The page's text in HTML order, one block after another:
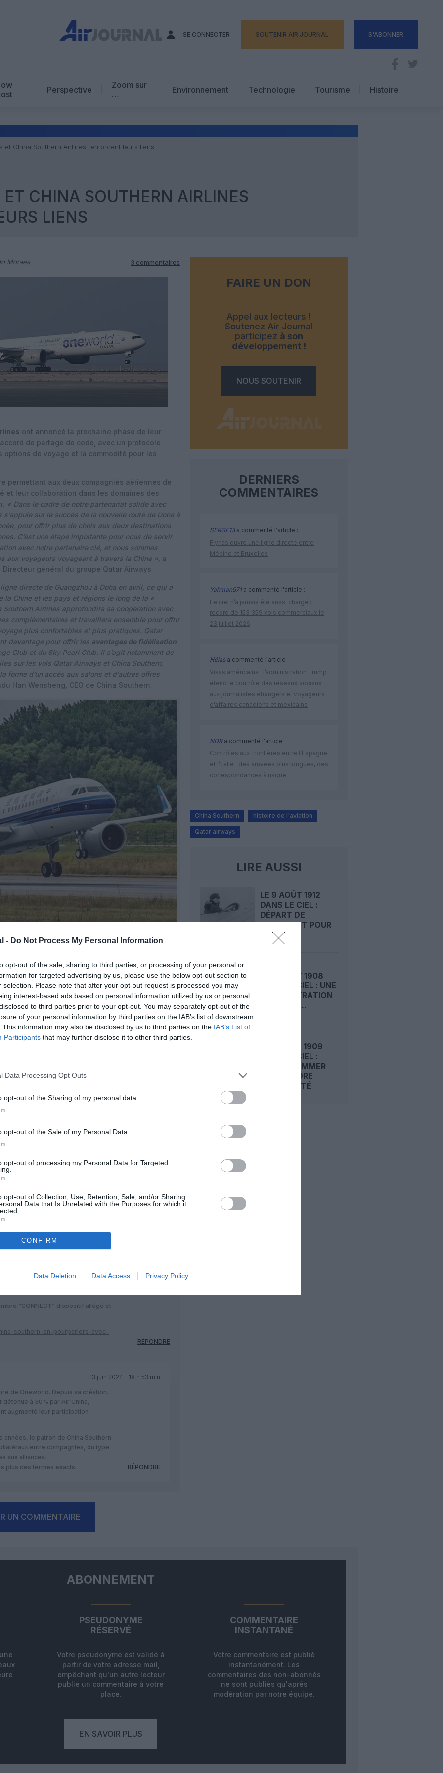
- Do Not Process My Personal Information
opt-out of the sale, sharing to third parties, or processing of your personal or
for targeted advertising by us, please use the below opt-out section to
selection. Please note that after your opt-out request is processed you may
interest-based ads based on personal information utilized by us or personal
to third parties prior to your opt-out. You may separately opt-out of the
of your personal information by third parties on the IAB’s list of downstream
This information may also be disclosed by us to third parties on the IAB’s List of
Participants that may further disclose it to other third parties.
Data Processing Opt Outs
opt-out of the Sharing of my personal data.
opt-out of the Sale of my Personal Data.
opt-out of processing my Personal Data for Targeted
opt-out of Collection, Use, Retention, Sale, and/or Sharing
Data that Is Unrelated with the Purposes for which it
CONFIRM
Data Deletion Data Access Privacy Policy
SE CONNECTER SOUTENIR AIR JOURNAL S'ABONNER
Perspective
Zoom sur
…
Avis d’expert
Environnement Technologie
Tourisme
Hôtellerie
Histoire
et China Southern Airlines renforcent leurs liens
ET CHINA SOUTHERN AIRLINES
LIENS
Moraes 3 commentaires
ont annoncé la prochaine phase de leur
de partage de code, avec un protocole
options de voyage et la commodité pour les
permettant aux deux compagnies aériennes de
et leur collaboration dans les domaines des
« Dans le cadre de notre partenariat solide avec
sur le succès de la nouvelle route de Doha à
pour offrir plus de choix aux deux destinations
C’est une étape importante pour nous de servir
avec notre partenaire clé, et nous sommes
aux voyageurs voyageant à travers la Chine », a
général du groupe Qatar Airways
directe de Guangzhou à Doha en avril, ce qui a
la Chine et les pays et régions le long de la «
Southern Airlines approfondira sa coopération avec
complémentaires et travaillera ensemble pour offrir
plus confortables et plus pratiques. Qatar
davantage pour offrir les avantages de fidélisation
Club et du Sky Pearl Club. Il s’agit notamment de
sur les vols Qatar Airways et China Southern,
forme d’un accès aux salons et d’autres offres
Han Wensheng, CEO de China Southern.
apprécié l’article ?
nous, faites un don !
SOUTENIR
FacebookTwitterPinterestLinkedIn
13 juin 2024 - 11 h 55 min
a quelques jours
la Chine et les pays du golfe…
RÉPONDRE
13 juin 2024 - 16 h 17 min
“CONNECT” dispositif allégé et
southern-en-pourparlers-avec-
RÉPONDRE
13 juin 2024 - 18 h 53 min
de Oneworld. Depuis sa création.
à 30% par Air China,
augmenté leur participation
années, le patron de China Southern
entre compagnies, du type
aux alliances.
plus des termes exacts.
RÉPONDRE
UN COMMENTAIRE
FAIRE UN DON
Appel aux lecteurs !
Soutenez Air Journal
participez à son
développement !
NOUS SOUTENIR
DERNIERS
COMMENTAIRES
SERGE13a commenté l'article :
Flynas ouvre une ligne directe entre
Médine et Bruxelles
Yahman971a commenté l'article :
Le ciel n’a jamais été aussi chargé :
record de 153 359 vols commerciaux le
23 juillet 2026
Hélasa commenté l'article :
Visas américains : l’administration Trump
étend le contrôle des réseaux sociaux
aux journalistes étrangers et voyageurs
d’affaires canadiens et mexicains
NDRa commenté l'article :
Contrôles aux frontières entre l’Espagne
et l’Italie : des arrivées plus longues, des
correspondances à risque
China Southern histoire de l'aviation
Qatar airways
LIRE AUSSI
LE 9 AOÛT 1912
DANS LE CIEL :
DÉPART DE
BEAUMONT POUR
LA...
LE 8 AOÛT 1908
DANS LE CIEL : UNE
DÉMONSTRATION
PUBLIQUE...
LE 7 AOÛT 1909
DANS LE CIEL :
ROGER SOMMER
FAIT ENCORE
L’ACTUALITÉ
ABONNEMENT
PSEUDONYME
RÉSERVÉ
Votre pseudonyme est validé à
partir de votre adresse mail,
empêchant qu'un autre lecteur
publie un commentaire à votre
place.
COMMENTAIRE
INSTANTANÉ
Votre commentaire est publié
instantanément. Les
commentaires des non-abonnés
ne sont publiés qu'après
modération par notre équipe.
EN SAVOIR PLUS